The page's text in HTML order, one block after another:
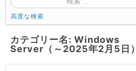
高度な検索
カテゴリー名: Windows
Server（～2025年2月5日）